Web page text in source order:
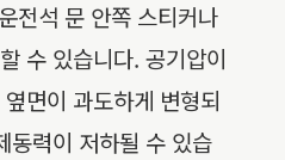
전석 문 안쪽 스티커나
수 있습니다. 공기압이
면이 과도하게 변형되
동력이 저하될 수 있습